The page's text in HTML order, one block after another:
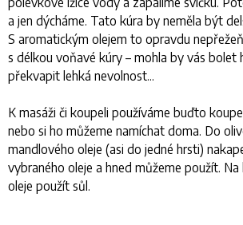
a jen dýcháme. Tato kúra by neměla být
S aromatickým olejem to opravdu
s délkou voňavé kúry – mohla by vás bolet
překvapit lehká nevolnost...
K masáži či koupeli používáme buďto
nebo si ho můžeme namíchat doma. Do
mandlového oleje (asi do jedné hrsti)
vybraného oleje a hned můžeme použít.
oleje použít sůl.